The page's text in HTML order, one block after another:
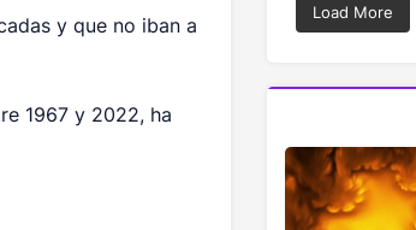
y que no iban a
1967 y 2022, ha
Load More